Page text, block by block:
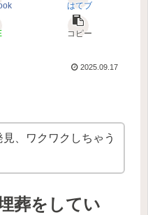
はてブ
コピー
2025.09.17
、ワクワクしちゃう
葬をしてい